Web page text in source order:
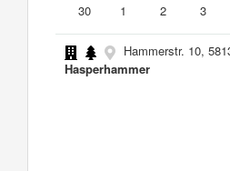
30
1 2 3
Hammerstr. 10,
Hasperhammer